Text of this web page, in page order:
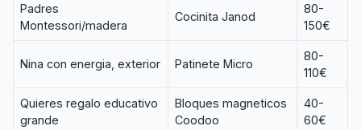
Padres
Montessori/madera
Cocinita Janod
80-
150€
Nina con energia, exterior Patinete Micro
80-
110€
Quieres regalo educativo
grande
Bloques magneticos
Coodoo
40-
60€